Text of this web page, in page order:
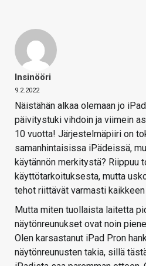
Insinööri
9.2.2022
Näistähän alkaa olemaan jo
päivitystuki vihdoin ja viimein
10 vuotta! Järjestelmäpiiri on
samanhintaisissa iPädeissä,
käytännön merkitystä? Riippuu
käyttötarkoituksesta, mutta
tehot riittävät varmasti kaikkeen
Mutta miten tuollaista laitetta
näytönreunukset ovat noin
Olen karsastanut iPad Pron
näytönreunusten takia, sillä